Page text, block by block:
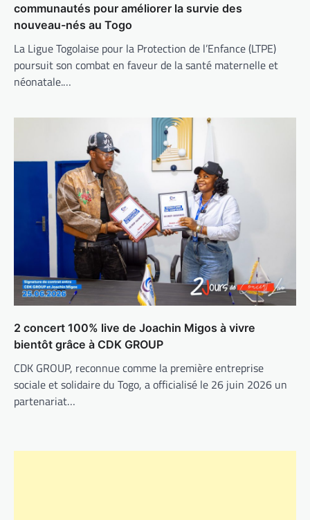
communautés pour améliorer la survie des
nouveau-nés au Togo
La Ligue Togolaise pour la Protection de l’Enfance (LTPE)
poursuit son combat en faveur de la santé maternelle et
néonatale.…
2 concert 100% live de Joachin Migos à vivre
bientôt grâce à CDK GROUP
CDK GROUP, reconnue comme la première entreprise
sociale et solidaire du Togo, a officialisé le 26 juin 2026 un
partenariat…